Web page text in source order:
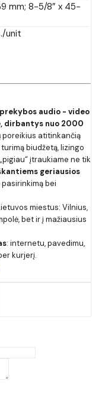
mm; 8-5/8” x 45-
unit
audio - video
dirbantys nuo 2000
poreikius atitinkančią
biudžetą, lizingo
įtraukiame ne tik
geriausios
bei
miestus: Vilnius,
bet ir į mažiausius
: internetu, pavedimu,
kurjerį.